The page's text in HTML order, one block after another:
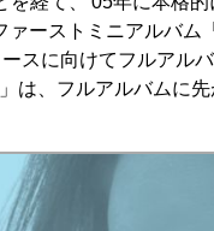
ァーストミニアルバム「
スに向けてフルアル
」は、フルアルバムに